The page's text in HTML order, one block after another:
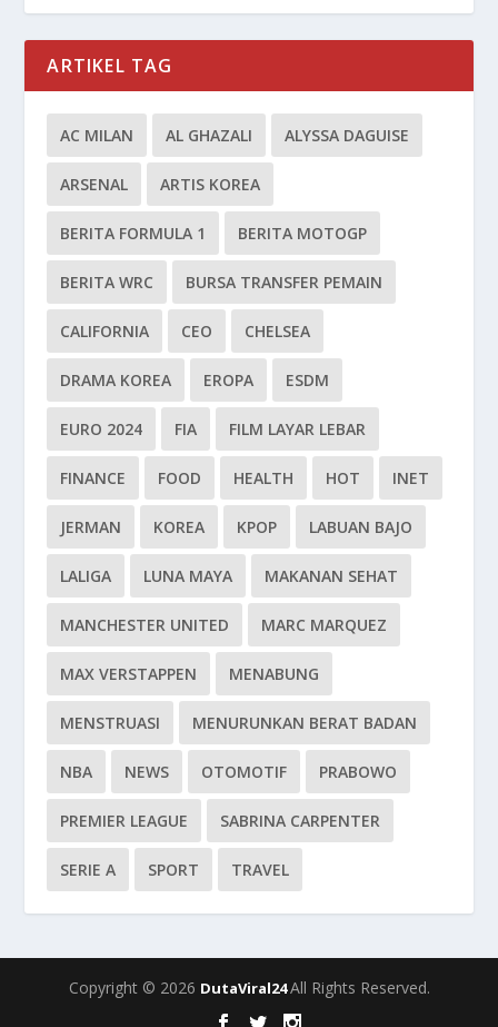
ARTIKEL TAG
AC MILAN AL GHAZALI ALYSSA DAGUISE
ARSENAL ARTIS KOREA
BERITA FORMULA 1 BERITA MOTOGP
BERITA WRC BURSA TRANSFER PEMAIN
CALIFORNIA CEO CHELSEA
DRAMA KOREA EROPA ESDM
EURO 2024 FIA FILM LAYAR LEBAR
FINANCE FOOD HEALTH HOT INET
JERMAN KOREA KPOP LABUAN BAJO
LALIGA LUNA MAYA MAKANAN SEHAT
MANCHESTER UNITED MARC MARQUEZ
MAX VERSTAPPEN MENABUNG
MENSTRUASI MENURUNKAN BERAT BADAN
NBA NEWS OTOMOTIF PRABOWO
PREMIER LEAGUE SABRINA CARPENTER
SERIE A SPORT TRAVEL
Copyright © 2026 DutaViral24All Rights Reserved.